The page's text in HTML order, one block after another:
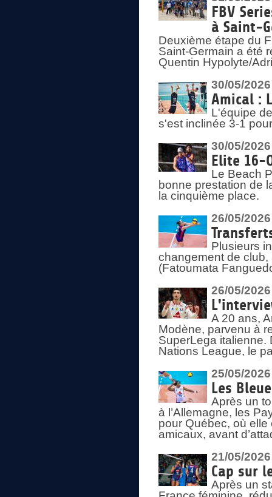
FBV
à Saint-
Deuxième étape du
Saint-Germain a été
Quentin Hypolyte/
30/05/2026
Amical :
L'équipe
s'est inclinée 3-1
30/05/2026
Elite 16-
Le Beach
bonne prestation de
la cinquième place.
26/05/2026
Plusieurs
changement de
(Fatoumata
26/05/2026
A 20 ans,
Modène, parvenu à
SuperLega italienne.
Nations League, le
25/05/2026
Les
Après un
à l’Allemagne, les
pour Québec, où
amicaux, avant
21/05/2026
Cap sur
Après un